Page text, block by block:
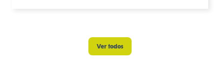
Ver todos